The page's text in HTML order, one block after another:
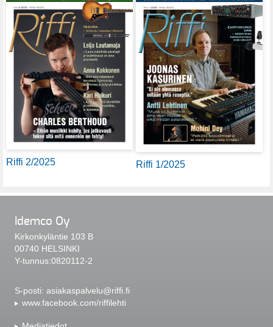
Riffi 2/2025 Riffi 1/2025
Idemco Oy
Kirkonkyläntie 103 B
00740 HELSINKI
Y-tunnus:0820112-2
S-posti: asiakaspalvelu@riffi.fi
www.facebook.com/riffilehti